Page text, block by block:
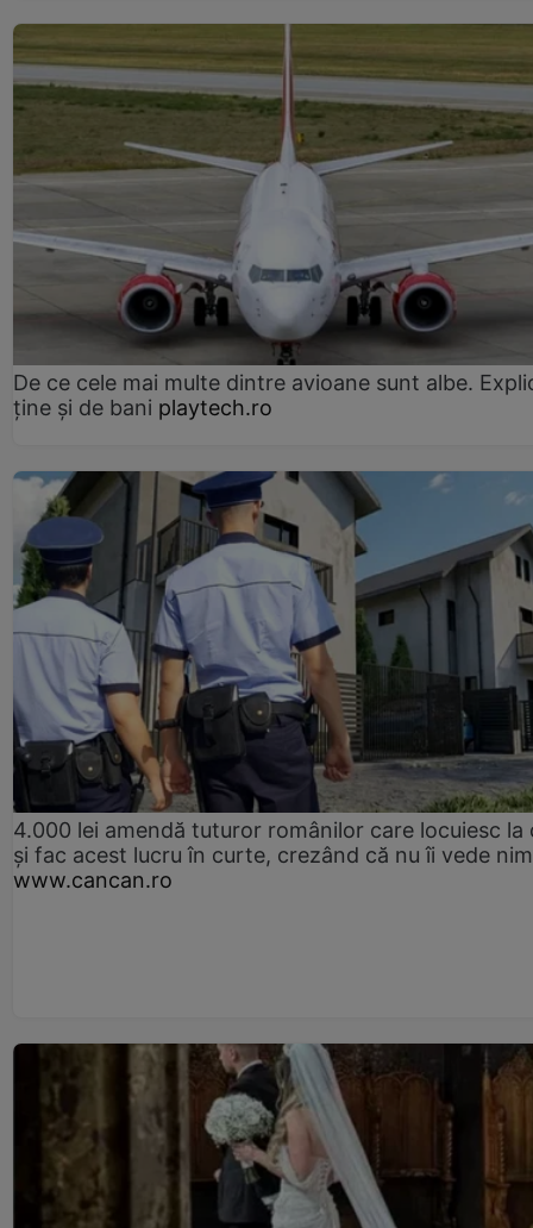
De ce cele mai multe dintre avioane sunt albe.
ține și de bani playtech.ro
4.000 lei amendă tuturor românilor care locuiesc la
și fac acest lucru în curte, crezând că nu îi vede
www.cancan.ro